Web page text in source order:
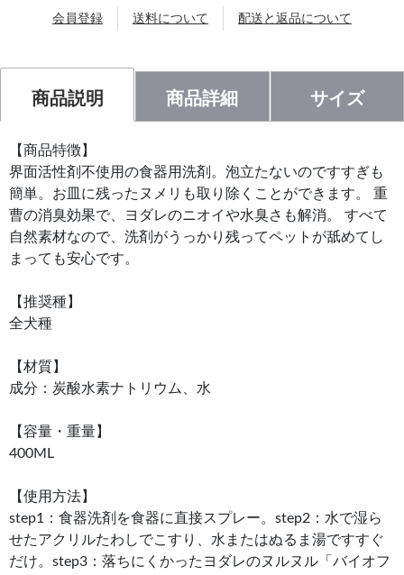
会員登録 送料について 配送と返品について
商品説明 商品詳細 サイズ
【商品特徴】
界面活性剤不使用の食器用洗剤。泡立たないのですすぎも
簡単。お皿に残ったヌメリも取り除くことができます。 重
曹の消臭効果で、ヨダレのニオイや水臭さも解消。 すべて
自然素材なので、洗剤がうっかり残ってペットが舐めてし
まっても安心です。
【推奨種】
全犬種
【材質】
成分：炭酸水素ナトリウム、水
【容量・重量】
400ML
【使用方法】
step1：食器洗剤を食器に直接スプレー。step2：水で湿ら
せたアクリルたわしでこすり、水またはぬるま湯ですすぐ
だけ。step3：落ちにくかったヨダレのヌルヌル「バイオフ